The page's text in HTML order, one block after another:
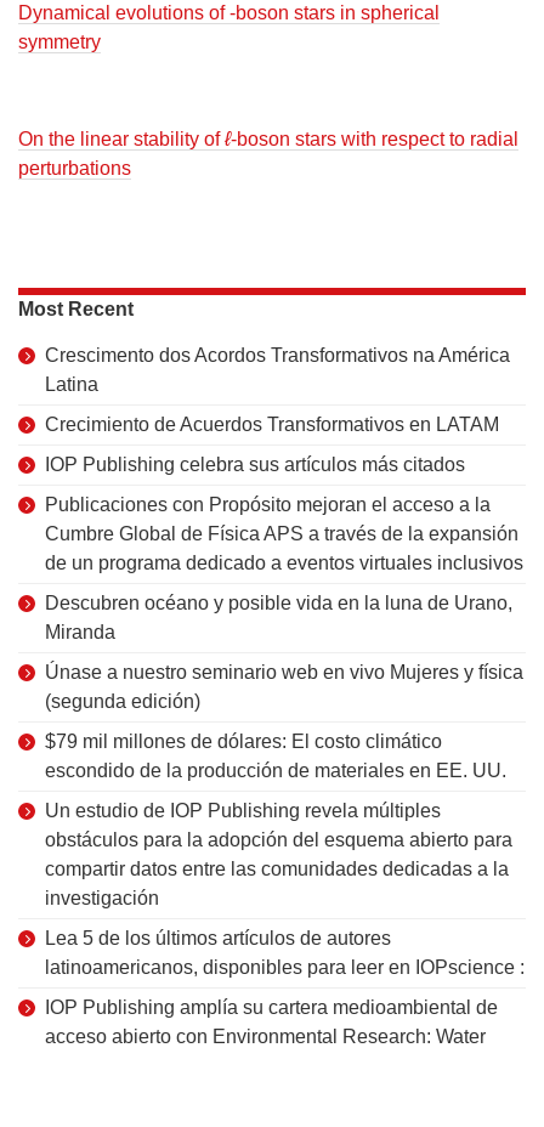
Dynamical evolutions of -boson stars in spherical
symmetry
On the linear stability ofℓ-boson stars with respect to radial
perturbations
Most Recent
Crescimento dos Acordos Transformativos na América
Latina
Crecimiento de Acuerdos Transformativos en LATAM
IOP Publishing celebra sus artículos más citados
Publicaciones con Propósito mejoran el acceso a la
Cumbre Global de Física APS a través de la expansión
de un programa dedicado a eventos virtuales inclusivos
Descubren océano y posible vida en la luna de Urano,
Miranda
Únase a nuestro seminario web en vivo Mujeres y física
(segunda edición)
$79 mil millones de dólares: El costo climático
escondido de la producción de materiales en EE. UU.
Un estudio de IOP Publishing revela múltiples
obstáculos para la adopción del esquema abierto para
compartir datos entre las comunidades dedicadas a la
investigación
Lea 5 de los últimos artículos de autores
latinoamericanos, disponibles para leer en IOPscience :
IOP Publishing amplía su cartera medioambiental de
acceso abierto con Environmental Research: Water